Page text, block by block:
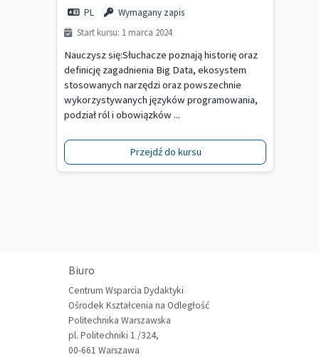
PL Wymagany zapis
Start kursu: 1 marca 2024
Nauczysz się:Słuchacze poznają historię oraz
definicję zagadnienia Big Data, ekosystem
stosowanych narzędzi oraz powszechnie
wykorzystywanych języków programowania,
podział ról i obowiązków ...
Przejdź do kursu
Biuro
Centrum Wsparcia Dydaktyki
Ośrodek Kształcenia na Odległość
Politechnika Warszawska
pl. Politechniki 1 /324,
00-661 Warszawa